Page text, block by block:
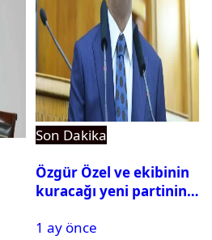
Son Dakika
Özgür Özel ve ekibinin
kuracağı yeni partinin
1 ay önce